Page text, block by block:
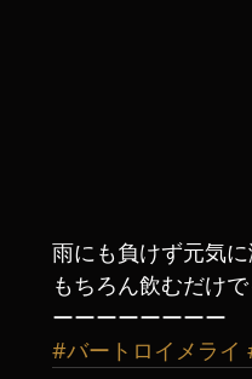
雨にも負けず元気
もちろん飲むだけ
ーーーーーーーー
#バートロイメライ